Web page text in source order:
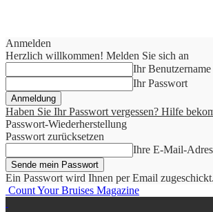
Anmelden
Herzlich willkommen! Melden Sie sich an
Ihr Benutzername
Ihr Passwort
Haben Sie Ihr Passwort vergessen? Hilfe
Passwort-Wiederherstellung
Passwort zurücksetzen
Ihre E-Mail-
Ein Passwort wird Ihnen per Email zugeschickt.
Count Your Bruises Magazine